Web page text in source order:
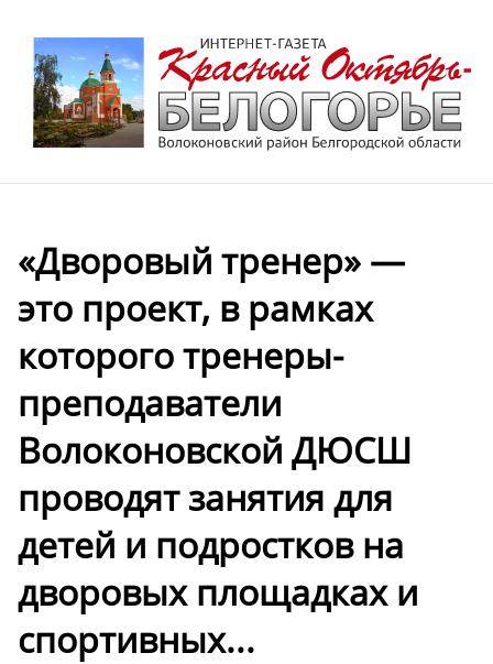
«Дворовый тренер» —
это проект, в рамках
которого тренеры-
преподаватели
Волоконовской ДЮСШ
проводят занятия для
детей и подростков на
дворовых площадках и
спортивных...